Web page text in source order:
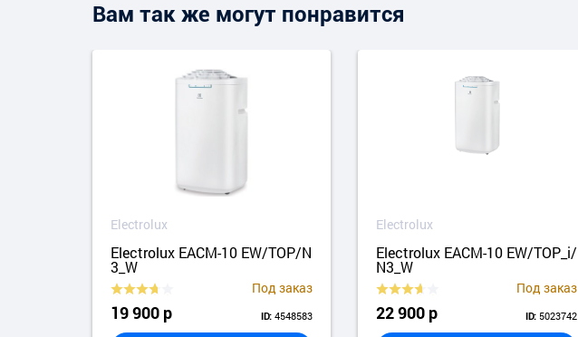
Вам так же могут понравится
Electrolux
Electrolux EACM-10 EW/TOP/N
3_W
Под заказ
19 900 р ID: 4548583
Electrolux
Electrolux EACM-10 EW/TOP_i/
N3_W
Под заказ
22 900 р ID: 5023742